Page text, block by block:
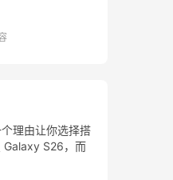
理由让你选择搭
Galaxy S26，而